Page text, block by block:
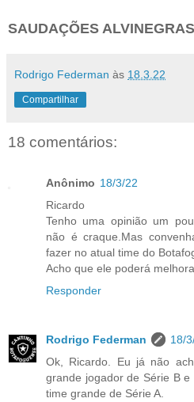
SAUDAÇÕES
Rodrigo Federman às 18.3.22
Compartilhar
18 comentários:
Anônimo 18/3/22
Ricardo
Tenho uma opinião um
não é craque.Mas
fazer no atual time do
Acho que ele poderá
Responder
Rodrigo Federman
18/
Ok, Ricardo. Eu já não
grande jogador de Série B
time grande de Série A.